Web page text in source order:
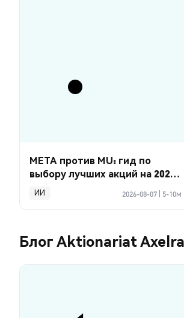
META против MU: гид по
выбору лучших акций на 2026
год
ИИ 2026-08-07 5-10м
Блог Aktionariat Axelra